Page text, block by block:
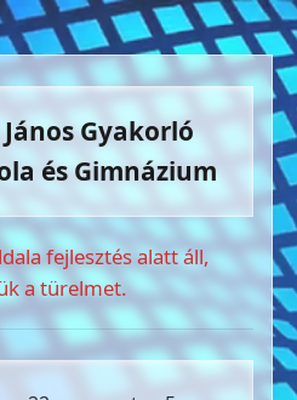
János Gyakorló
és Gimnázium
fejlesztés alatt áll,
a türelmet.